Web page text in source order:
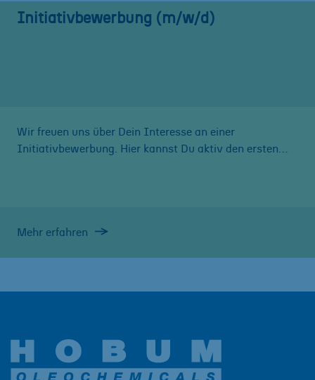
Initiativbewerbung (m/w/d)
Wir freuen uns über Dein Interesse an einer
Initiativbewerbung. Hier kannst Du aktiv den ersten…
Mehr erfahren